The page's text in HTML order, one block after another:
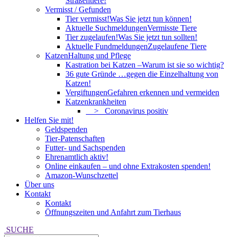
Vermisst / Gefunden
Tier vermisst!Was Sie jetzt tun können!
Aktuelle SuchmeldungenVermisste Tiere
Tier zugelaufen!Was Sie jetzt tun sollten!
Aktuelle FundmeldungenZugelaufene Tiere
KatzenHaltung und Pflege
Kastration bei Katzen –Warum ist sie so wichtig?
36 gute Gründe …gegen die Einzelhaltung von
Katzen!
VergiftungenGefahren erkennen und vermeiden
Katzenkrankheiten
> Coronavirus positiv
Helfen Sie mit!
Geldspenden
Tier-Patenschaften
Futter- und Sachspenden
Ehrenamtlich aktiv!
Online einkaufen – und ohne Extrakosten spenden!
Amazon-Wunschzettel
Über uns
Kontakt
Kontakt
Öffnungszeiten und Anfahrt zum Tierhaus
Search:
SUCHE